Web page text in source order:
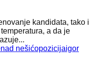
kandidata, tako i
a da je
nešićopozicijaigor